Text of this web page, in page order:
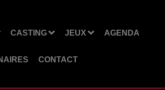
CASTING JEUX AGENDA
CONTACT